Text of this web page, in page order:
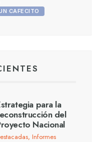
CAFECITO
para la
del
Nacional
, Informes